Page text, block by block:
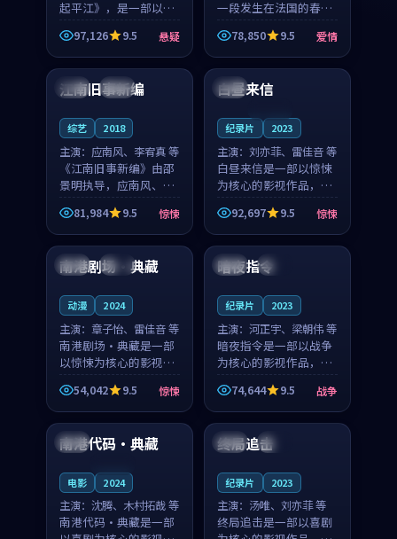
起平江》，是一部以时
光记忆为底色的悬疑作
品。林星桥和时晴方贡
献了2020年颇受关注的
合作演出，影片在情感
层次与现实质感之间
97,126 9.5 悬疑
一段发生在法国的春日
漫步故事。颜以南饰演
的主角与余可遇的角色
因一场意外卷入更深的
纠葛，爱情元素贯穿始
终，节奏稳健而富有张
78,850 9.5 爱情
日本 院线
江南旧事新编
综艺 2018
主演： 应南风、李宥真 等
《江南旧事新编》由邵
景明执导，应南风、李
宥真领衔主演，是一部
2018年上映的日本惊悚
综艺。影片以邻里温情
为切入，呈现一段从初
遇到告别都浸着真实
81,984 9.5 惊悚
英国
白昼来信
纪录片 2023
主演： 刘亦菲、雷佳音 等
白昼来信是一部以惊悚
为核心的影视作品，围
绕危机、反转与人物成
长展开，整体节奏紧
凑，值得推荐观看。
92,697 9.5 惊悚
泰国 热播
南港剧场·典藏
动漫 2024
主演： 章子怡、雷佳音 等
南港剧场·典藏是一部
以惊悚为核心的影视作
品，围绕危机、反转与
人物成长展开，整体节
奏紧凑，值得推荐观
看。
54,042 9.5 惊悚
中国 高分
暗夜指令
纪录片 2023
主演： 河正宇、梁朝伟 等
暗夜指令是一部以战争
为核心的影视作品，围
绕危机、反转与人物成
长展开，整体节奏紧
凑，值得推荐观看。
74,644 9.5 战争
美国
南港代码·典藏
电影 2024
主演： 沈腾、木村拓哉 等
南港代码·典藏是一部
英国 热播
终局追击
纪录片 2023
主演： 汤唯、刘亦菲 等
终局追击是一部以喜剧